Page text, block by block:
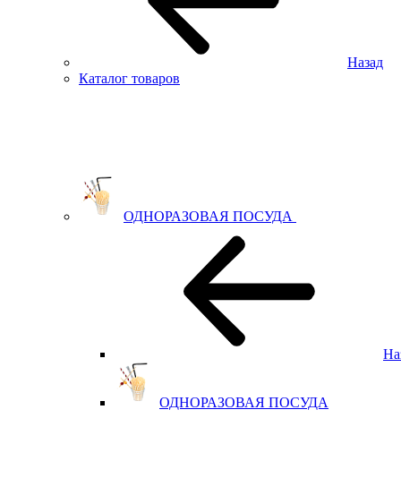
Назад
Каталог товаров
ОДНОРАЗОВАЯ ПОСУДА
ОДНОРАЗОВАЯ ПОСУДА